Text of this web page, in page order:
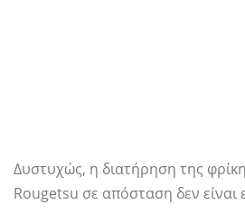
Δυστυχώς, η διατήρηση της
Rougetsu σε απόσταση δεν είναι